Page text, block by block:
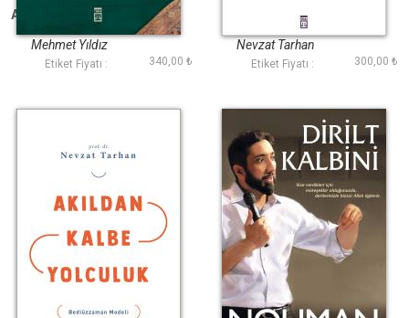
Allah ile Konuşturan
Mehmet Yıldız
Etiket Fiyatı : 340,00 ₺
Çağın Vicdanı
Bediüzzaman
Nevzat Tarhan
Etiket Fiyatı : 300,00 ₺